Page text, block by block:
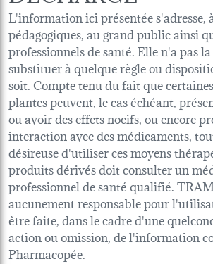
L'information ici présentée s'adresse,
pédagogiques, au grand public ainsi
professionnels de santé. Elle n'a pas
substituer à quelque règle ou
soit. Compte tenu du fait que
plantes peuvent, le cas échéant,
ou avoir des effets nocifs, ou encore
interaction avec des médicaments,
désireuse d'utiliser ces moyens
produits dérivés doit consulter un
professionnel de santé qualifié.
aucunement responsable pour
être faite, dans le cadre d'une
action ou omission, de l'information
Pharmacopée.